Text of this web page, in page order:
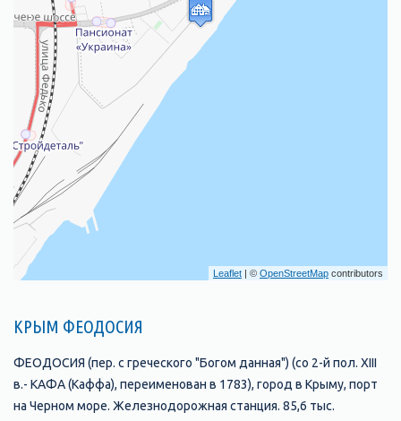
Leaflet | © OpenStreetMap contributors
КРЫМ ФЕОДОСИЯ
ФЕОДОСИЯ (пер. с греческого "Богом данная") (со 2-й пол. XIII
в.- КАФА (Каффа), переименован в 1783), город в Крыму, порт
на Черном море. Железнодорожная станция. 85,6 тыс.